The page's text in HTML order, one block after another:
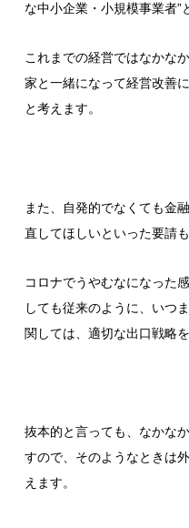
な中小企業・小規模事業者”
これまでの経営ではなかな
家と一緒になって経営改善
と考えます。
また、自発的でなくても金
直してほしいといった要請
コロナでうやむなになった
しても従来のように、いつ
関しては、適切な出口戦略
抜本的と言っても、なかな
すので、そのようなときは
えます。